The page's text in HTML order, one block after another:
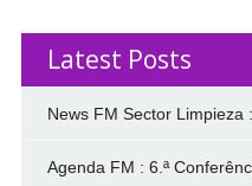
Latest Posts
News FM Sector Limpieza
Agenda FM : 6.ª